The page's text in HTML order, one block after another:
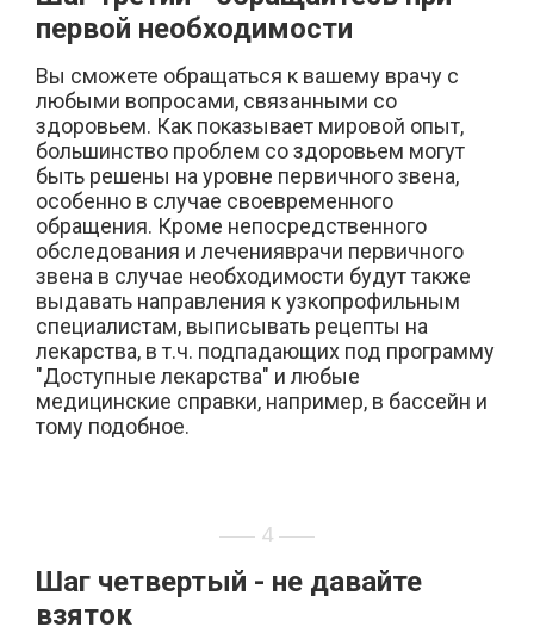
первой необходимости
Вы сможете обращаться к вашему врачу с
любыми вопросами, связанными со
здоровьем. Как показывает мировой опыт,
большинство проблем со здоровьем могут
быть решены на уровне первичного звена,
особенно в случае своевременного
обращения. Кроме непосредственного
обследования и леченияврачи первичного
звена в случае необходимости будут также
выдавать направления к узкопрофильным
специалистам, выписывать рецепты на
лекарства, в т.ч. подпадающих под программу
"Доступные лекарства" и любые
медицинские справки, например, в бассейн и
тому подобное.
4
Шаг четвертый - не давайте
взяток